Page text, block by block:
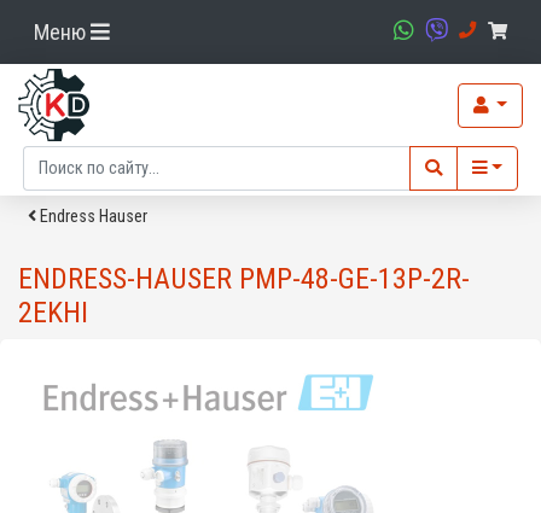
Меню
Endress Hauser
ENDRESS-HAUSER PMP-48-GE-13P-2R-
2EKHI